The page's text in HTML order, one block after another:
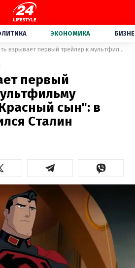
ЭКОНОМИКА
Сеть взрывает первый трейлер к мультфильму "Супермен. Красный сын": в видео появился Сталин
первый
сын": в
Сталин